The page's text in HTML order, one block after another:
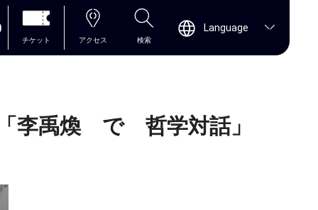
チケット アクセス 検索
Language
李禹煥 で 哲学対話」